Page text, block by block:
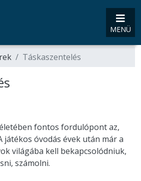
MENÜ
Táskaszentelés
fontos fordulópont az,
játékos óvodás évek után már a
világába kell bekapcsolódniuk,
számolni.